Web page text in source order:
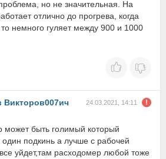
но не значительная. На
отлично до прогрева, когда
то немного гуляет между 900 и 1000
Викторов007ич 24.03.2021, 14:11
может быть голимый который
подкинь а лучше с рабочей
уйдет,там расходомер любой тоже